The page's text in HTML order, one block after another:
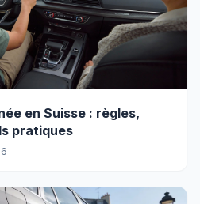
en Suisse : règles,
pratiques